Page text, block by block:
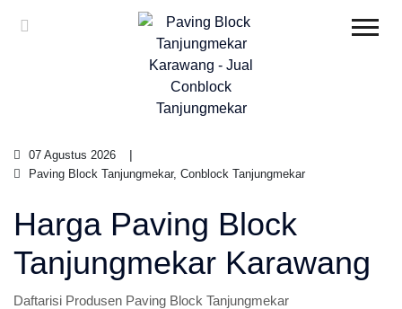
07 Agustus 2026
Paving Block Tanjungmekar, Conblock Tanjungmekar
Harga Paving Block
Tanjungmekar Karawang
Daftarisi Produsen Paving Block Tanjungmekar